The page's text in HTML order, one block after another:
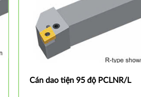
Cán dao tiện 95 độ PCLNR/L